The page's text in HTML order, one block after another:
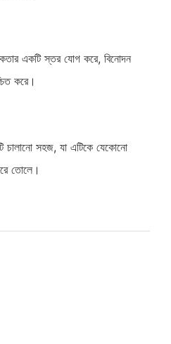
একটি স্তর যোগ করে, বিনোদন
করে।
চালানো সহজ, যা এটিকে যেকোনো
তোলে।